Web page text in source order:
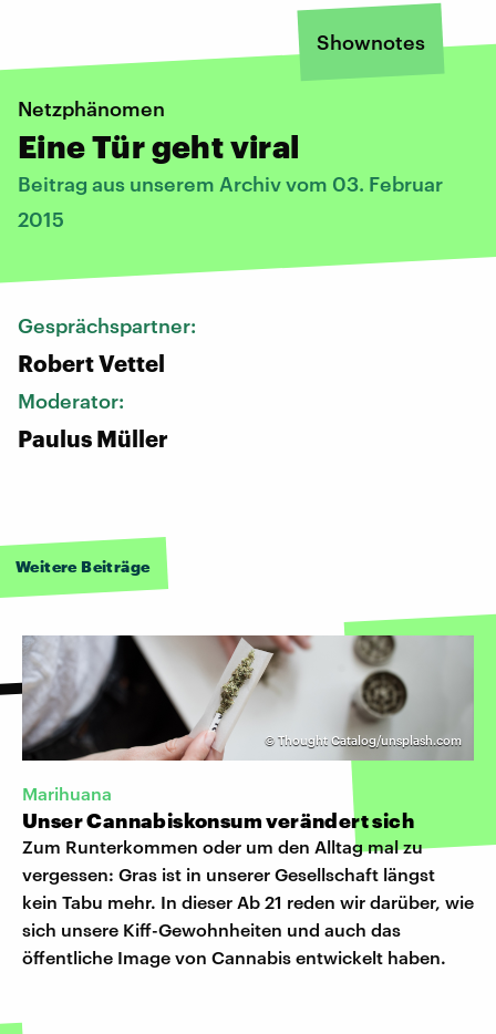
Shownotes
Netzphänomen
Eine Tür geht viral
Beitrag aus unserem Archiv vom 03. Februar
2015
Gesprächspartner:
Robert Vettel
Moderator:
Paulus Müller
Weitere Beiträge
© Thought Catalog/unsplash.com
Marihuana
Unser Cannabiskonsum verändert sich
Zum Runterkommen oder um den Alltag mal zu
vergessen: Gras ist in unserer Gesellschaft längst
kein Tabu mehr. In dieser Ab 21 reden wir darüber, wie
sich unsere Kiff-Gewohnheiten und auch das
öffentliche Image von Cannabis entwickelt haben.